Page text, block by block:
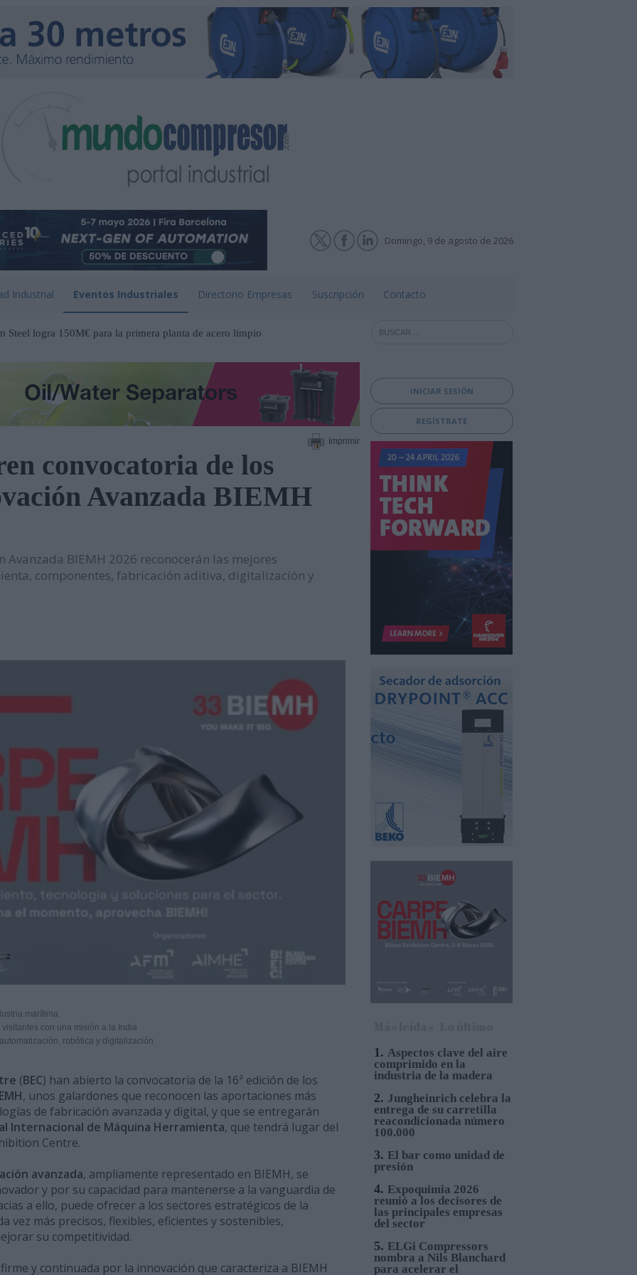
Domingo, 9 de agosto de 2026
Industrial Eventos Industriales Directorio Empresas Suscripción Contacto
Steel logra 150M€ para la primera planta de acero limpio
del nuevo Hospital de Mandurah (Australia)
de distribución de Eisenhart Laeppché GmbH en
Frimley Park en Inglaterra
un entorno estratégico para impulsar inversiones y
contrato en el Metro de Santiago de Chile
al servicio del mantenimiento industrial
serie de tablets industriales Tab-IND
de negocio en la 10ª edición de AdditƐD
de una veintena de países de los cinco continentes
para reducir averías y costes
de 6 ejes Motoman GP215L
Nils Blanchard para acelerar el crecimiento sostenible en
multiplicar inventario, urgencias ni costes ocultos
digital de pH/ORP de alta presión y alta temperatura
Imprimir
convocatoria de los
Avanzada BIEMH
Avanzada BIEMH 2026 reconocerán las mejores
componentes, fabricación aditiva, digitalización y
marítima
con una misión a la India
robótica y digitalización
(BEC) han abierto la convocatoria de la 16ª edición de los
, unos galardones que reconocen las aportaciones más
de fabricación avanzada y digital, y que se entregarán
Internacional de Máquina Herramienta, que tendrá lugar del
Centre.
avanzada, ampliamente representado en BIEMH, se
y por su capacidad para mantenerse a la vanguardia de
a ello, puede ofrecer a los sectores estratégicos de la
vez más precisos, flexibles, eficientes y sostenibles,
su competitividad.
y continuada por la innovación que caracteriza a BIEMH
INICIAR SESIÓN
REGÍSTRATE
1. Aspectos clave del aire
comprimido en la
industria de la madera
2. Jungheinrich celebra la
entrega de su carretilla
reacondicionada número
100.000
3. El bar como unidad de
presión
4. Expoquimia 2026
reunió a los decisores de
las principales empresas
del sector
5. ELGi Compressors
nombra a Nils Blanchard
para acelerar el